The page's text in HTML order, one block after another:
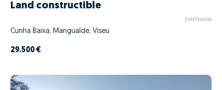
Land constructible
ZMPT589106
Cunha Baixa, Mangualde, Viseu
29.500 €